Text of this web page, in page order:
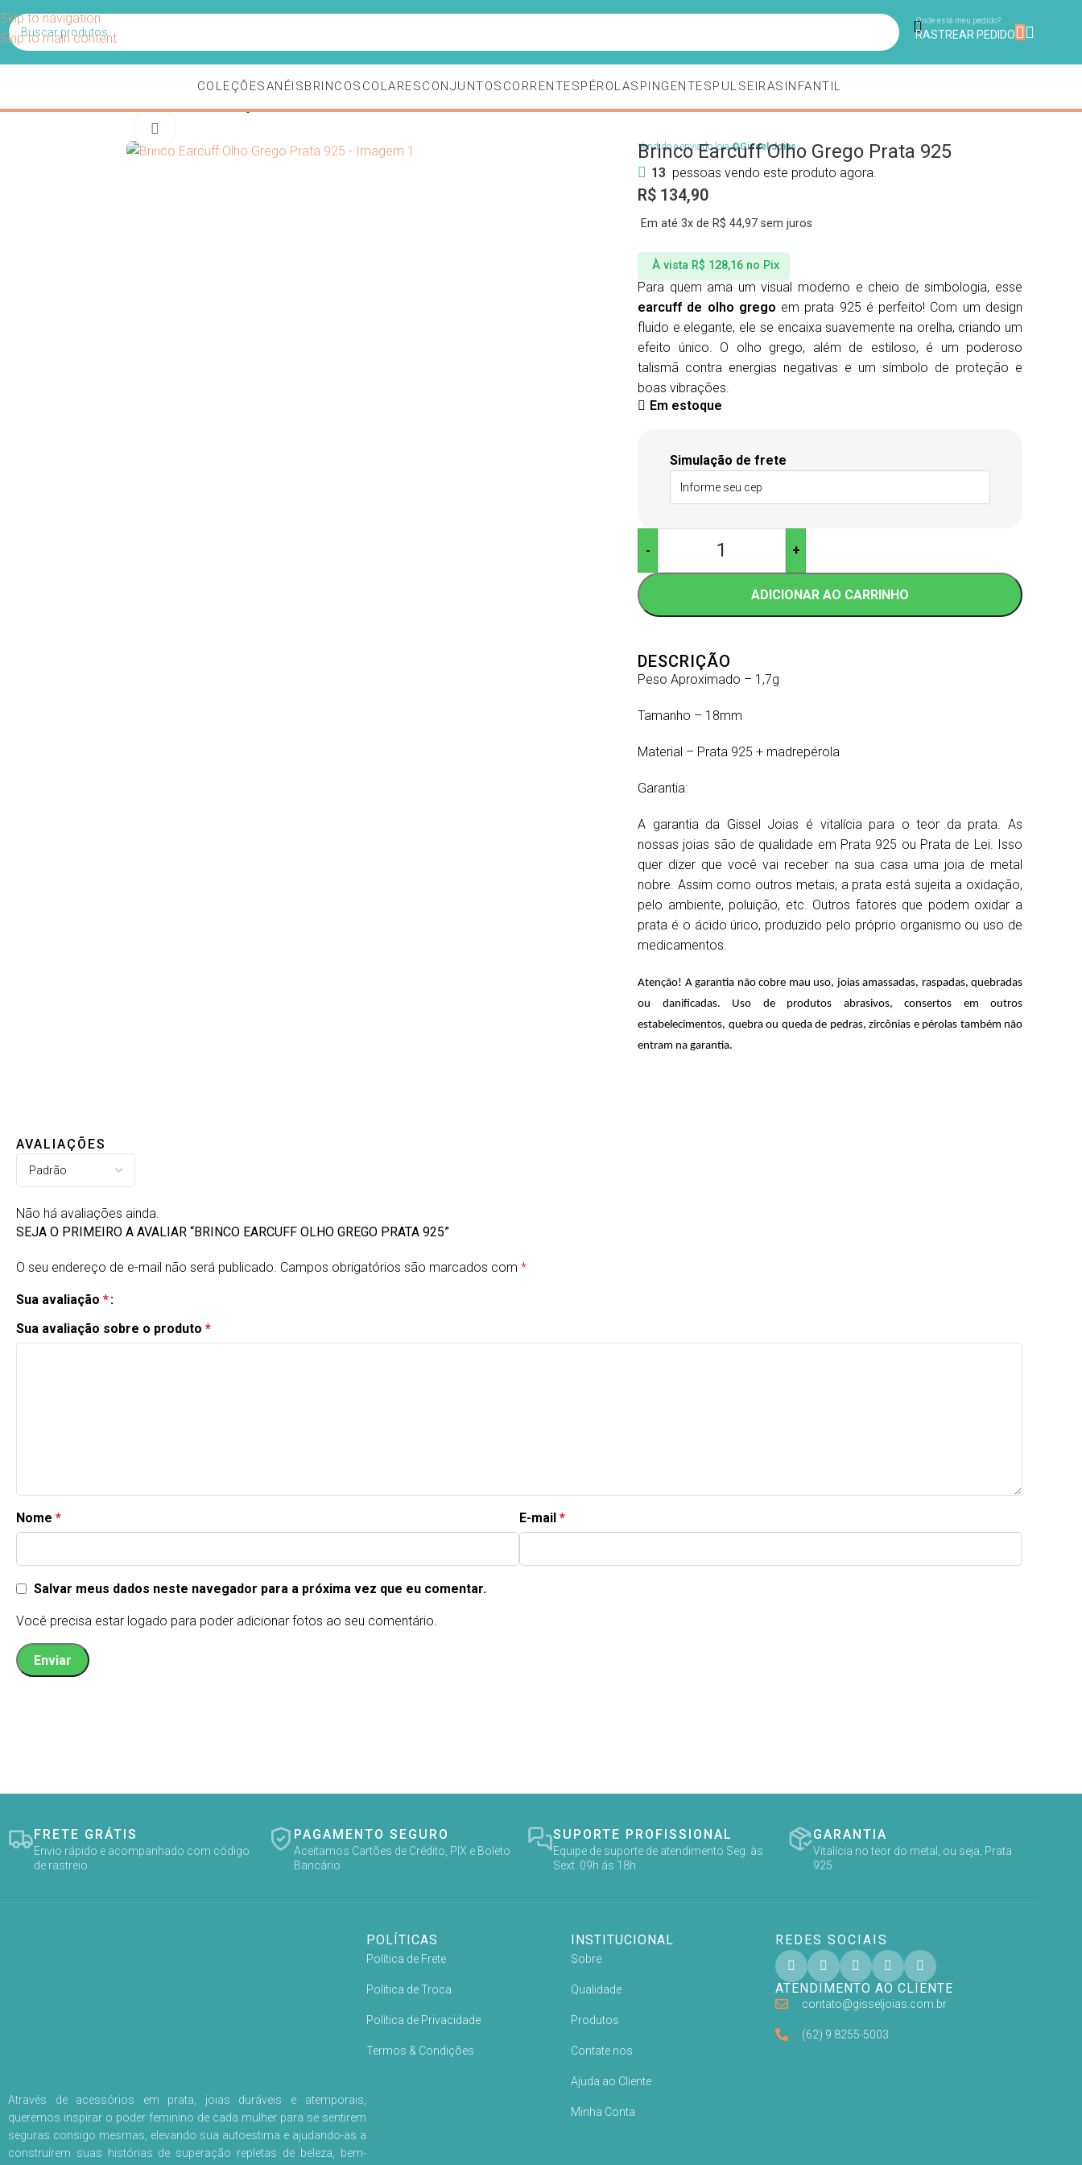
Skip to navigation
Skip to main content
Ganhe 5% de desconto em sua primeira compra usando o cupom BEMVINDO. Onde está meu pedido?
RASTREAR PEDIDO
COLEÇÕESANÉISBRINCOS COLARESCONJUNTOS CORRENTESPÉROLAS PINGENTESPULSEIRAS INFANTIL
Início/Brincos/Ear Cuff/Brinco Earcuff Olho Grego Prata 925
Vendido e enviado loja©Gissel Joias
Brinco Earcuff Olho Grego Prata 925
13 pessoas vendo este produto agora.
R$ 134,90
Em até 3x de R$ 44,97 sem juros
À vista R$ 128,16 no Pix
Para quem ama um visual moderno e cheio de simbologia, esse
earcuff de olho grego em prata 925 é perfeito! Com um design
fluido e elegante, ele se encaixa suavemente na orelha, criando um
efeito único. O olho grego, além de estiloso, é um poderoso
talismã contra energias negativas e um símbolo de proteção e
boas vibrações.
Em estoque
Simulação de frete
- +
ADICIONAR AO CARRINHO
DESCRIÇÃO
Peso Aproximado – 1,7g
Tamanho – 18mm
Material – Prata 925 + madrepérola
Garantia:
A garantia da Gissel Joias é vitalícia para o teor da prata. As
nossas joias são de qualidade em Prata 925 ou Prata de Lei. Isso
quer dizer que você vai receber na sua casa uma joia de metal
nobre. Assim como outros metais, a prata está sujeita a oxidação,
pelo ambiente, poluição, etc. Outros fatores que podem oxidar a
prata é o ácido úrico, produzido pelo próprio organismo ou uso de
medicamentos.
Atenção! A garantia não cobre mau uso, joias amassadas, raspadas, quebradas
ou danificadas. Uso de produtos abrasivos, consertos em outros
estabelecimentos, quebra ou queda de pedras, zircônias e pérolas também não
entram na garantia.
AVALIAÇÕES
Não há avaliações ainda.
SEJA O PRIMEIRO A AVALIAR “BRINCO EARCUFF OLHO GREGO PRATA 925”
O seu endereço de e-mail não será publicado. Campos obrigatórios são marcados com *
Sua avaliação *
Sua avaliação sobre o produto *
Nome * E-mail *
Salvar meus dados neste navegador para a próxima vez que eu comentar.
Você precisa estar logado para poder adicionar fotos ao seu comentário.
FRETE GRÁTIS
Envio rápido e acompanhado com código
de rastreio
PAGAMENTO SEGURO
Aceitamos Cartões de Crédito, PIX e Boleto
Bancário
SUPORTE PROFISSIONAL
Equipe de suporte de atendimento Seg. às
Sext. 09h ás 18h
GARANTIA
Vitalícia no teor do metal, ou seja, Prata
925.
Através de acessórios em prata, joias duráveis e atemporais,
queremos inspirar o poder feminino de cada mulher para se sentirem
seguras consigo mesmas, elevando sua autoestima e ajudando-as a
construírem suas histórias de superação repletas de beleza, bem-
POLÍTICAS
Política de Frete
Política de Troca
Política de Privacidade
Termos & Condições
INSTITUCIONAL
Sobre
Qualidade
Produtos
Contate nos
Ajuda ao Cliente
Minha Conta
REDES SOCIAIS
ATENDIMENTO AO CLIENTE
contato@gisseljoias.com.br
(62) 9 8255-5003